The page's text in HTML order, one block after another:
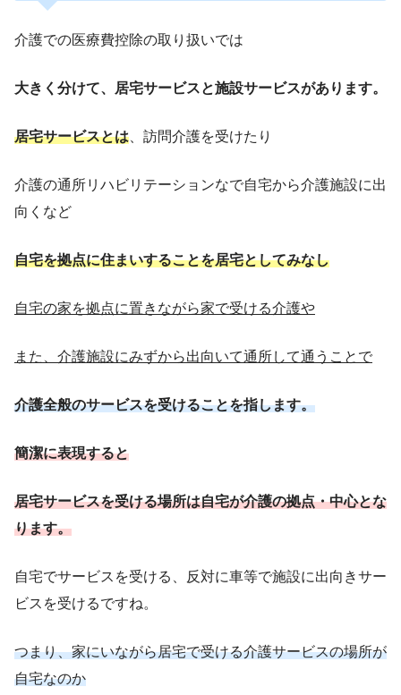
介護での医療費控除の取り扱いでは
大きく分けて、居宅サービスと施設サービスがあります。
居宅サービスとは 、訪問介護を受けたり
介護の通所リハビリテーションなで自宅から介護施設に出
向くなど
自宅を拠点に住まいすることを居宅としてみなし
自宅の家を拠点に置きながら家で受ける介護や
また、介護施設にみずから出向いて通所して通うことで
介護全般のサービスを受けることを指します。
簡潔に表現すると
居宅サービスを受ける場所は自宅が介護の拠点・中心とな
ります。
自宅でサービスを受ける、反対に車等で施設に出向きサー
ビスを受けるですね。
つまり、家にいながら居宅で受ける介護サービスの場所が
自宅なのか